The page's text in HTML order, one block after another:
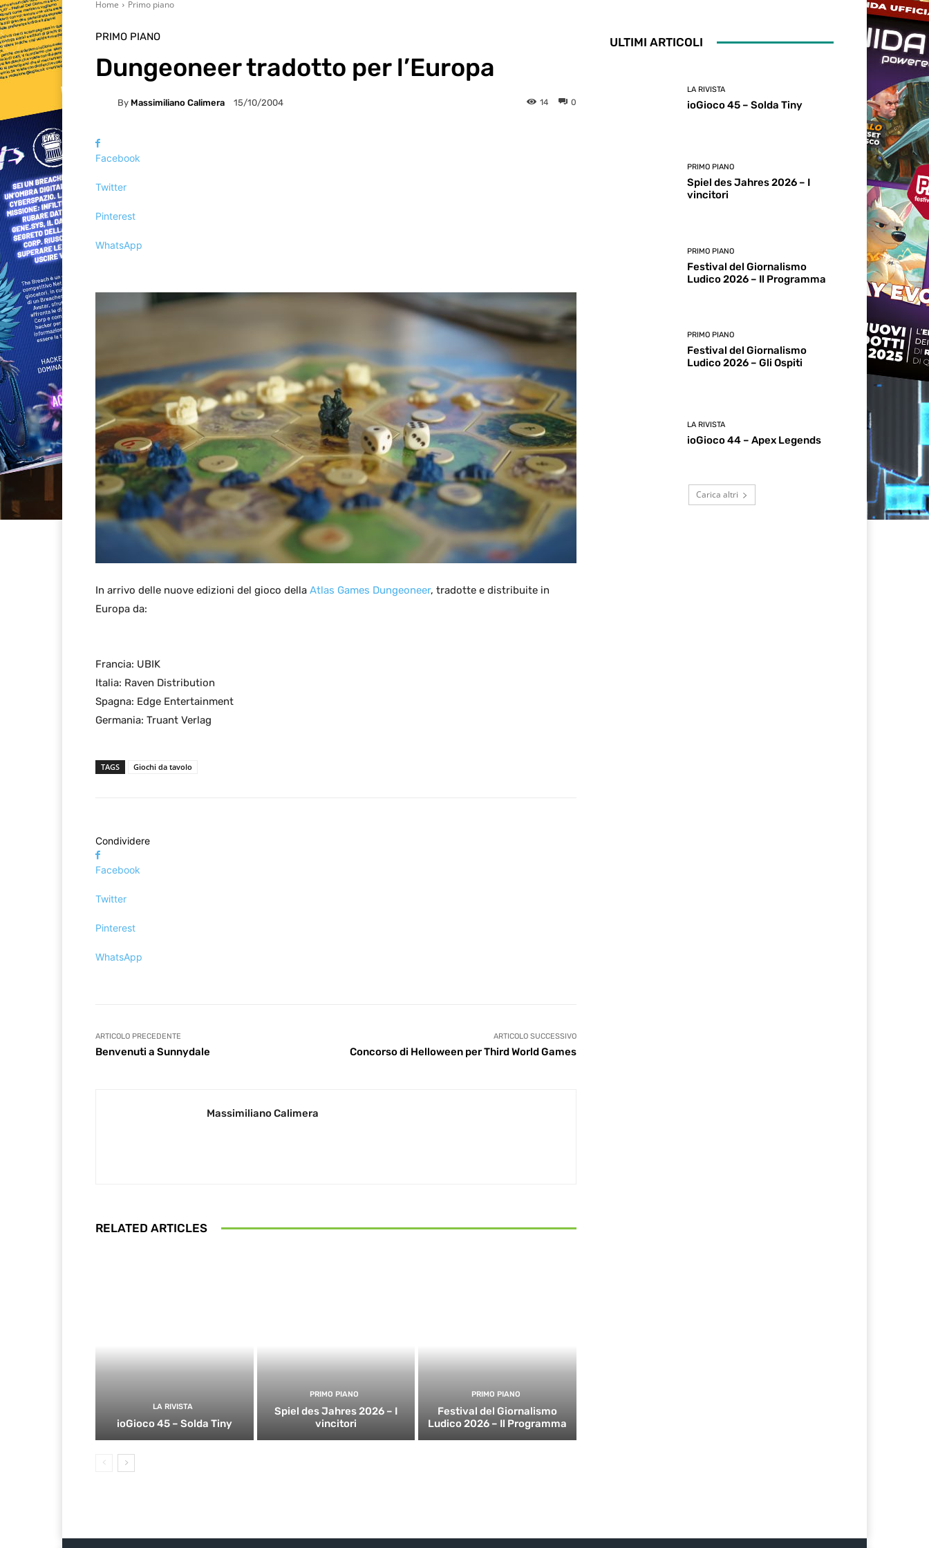
Home Primo piano
PRIMO PIANO
Dungeoneer tradotto per l’Europa
By Massimiliano Calimera 15/10/2004 0
14
Facebook
Twitter
Pinterest
WhatsApp
In arrivo delle nuove edizioni del gioco della Atlas Games Dungeoneer, tradotte e distribuite in
Europa da:
Francia: UBIK
Italia: Raven Distribution
Spagna: Edge Entertainment
Germania: Truant Verlag
TAGS Giochi da tavolo
Condividere
Facebook
Twitter
Pinterest
WhatsApp
ARTICOLO PRECEDENTE
Benvenuti a Sunnydale
ARTICOLO SUCCESSIVO
Concorso di Helloween per Third World Games
Massimiliano Calimera
RELATED ARTICLES
LA RIVISTA
ioGioco 45 – Solda Tiny
PRIMO PIANO
Spiel des Jahres 2026 – I
vincitori
PRIMO PIANO
Festival del Giornalismo
Ludico 2026 – Il Programma
ULTIMI ARTICOLI
LA RIVISTA
ioGioco 45 – Solda Tiny
PRIMO PIANO
Spiel des Jahres 2026 – I
vincitori
PRIMO PIANO
Festival del Giornalismo
Ludico 2026 – Il Programma
PRIMO PIANO
Festival del Giornalismo
Ludico 2026 – Gli Ospiti
LA RIVISTA
ioGioco 44 – Apex Legends
Carica altri